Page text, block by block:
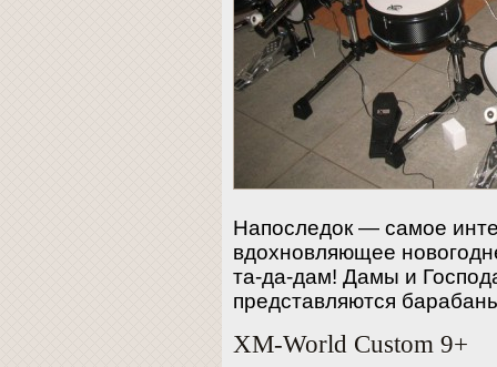
Напоследок — самое
вдохновляющее
та-да-дам! Дамы и
представляются
XM-World Custom 9+